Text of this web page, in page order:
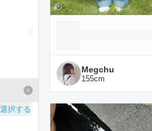
択する
Megchu
155cm